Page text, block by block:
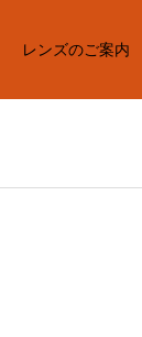
レンズのご案内